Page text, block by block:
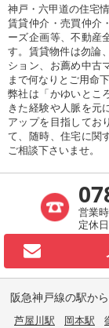
神戸・六甲道の住宅
賃貸仲介・売買仲介
ーズ企画等、不動産
す。賃貸物件は勿論
ション、お薦め中古
まで何なりとご用命
弊社は「かゆいとこ
きた経験や人脈を元
アップを目指してお
て、随時、住宅に関
ご相談下さいませ。
営業
定休
阪急神戸線の駅か
芦屋川駅 岡本駅